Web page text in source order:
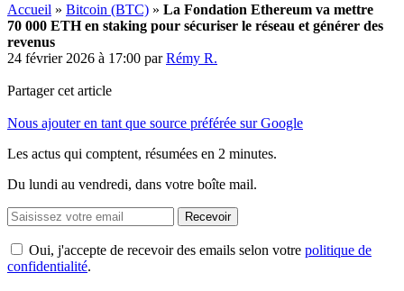
Accueil » Bitcoin (BTC) » La Fondation Ethereum va mettre
70 000 ETH en staking pour sécuriser le réseau et générer des
revenus
24 février 2026 à 17:00 parRémy R.
Partager cet article
Nous ajouter en tant que source préférée sur Google
Les actus qui comptent, résumées en 2 minutes.
Du lundi au vendredi, dans votre boîte mail.
Recevoir
Oui, j'accepte de recevoir des emails selon votre politique de
confidentialité.